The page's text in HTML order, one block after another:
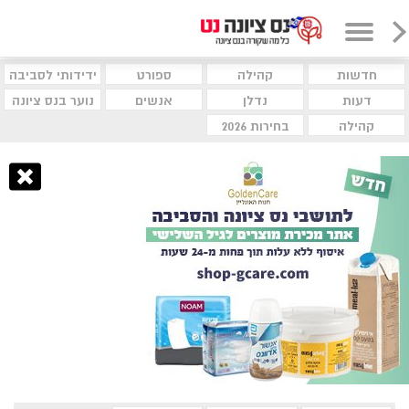
חדשות קהילה ספורט
ידידותי לסביבה
דעות
נדלן אנשים
נוער בנס ציונה
קהילה
בחירות 2026